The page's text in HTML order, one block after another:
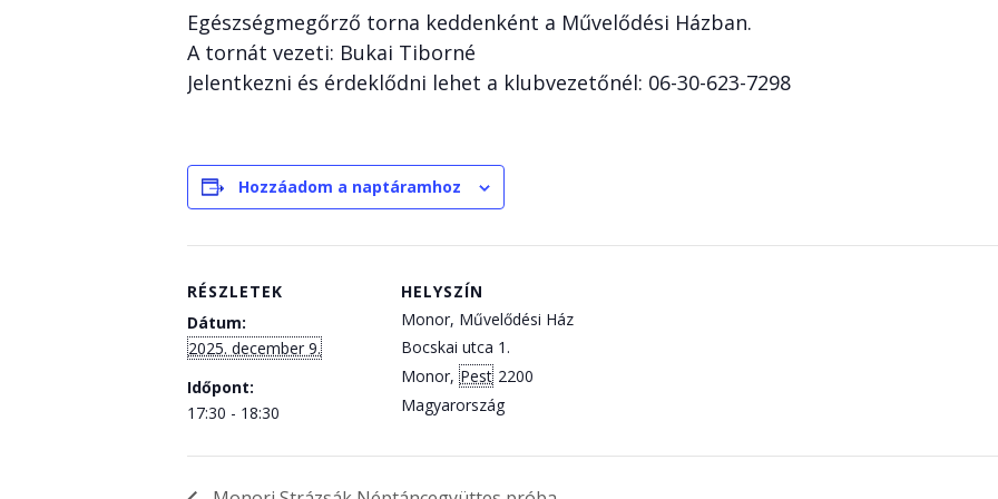
Egészségmegőrző torna keddenként a Művelődési Házban.
A tornát vezeti: Bukai Tiborné
Jelentkezni és érdeklődni lehet a klubvezetőnél: 06-30-623-7298
Hozzáadom a naptáramhoz
RÉSZLETEK
Dátum:
2025. december 9.
Időpont:
17:30 - 18:30
HELYSZÍN
Monor, Művelődési Ház
Bocskai utca 1.
Monor, Pest 2200
Magyarország